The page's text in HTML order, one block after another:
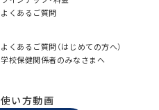
よくあるご質問
よくあるご質問（はじめての方へ）
学校保健関係者のみなさまへ
使い方動画